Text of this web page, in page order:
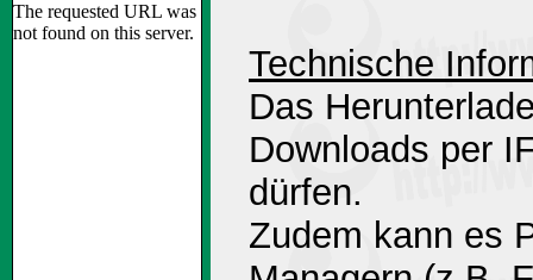
Technische
Das
Downloads per
dürfen.
Zudem kann es